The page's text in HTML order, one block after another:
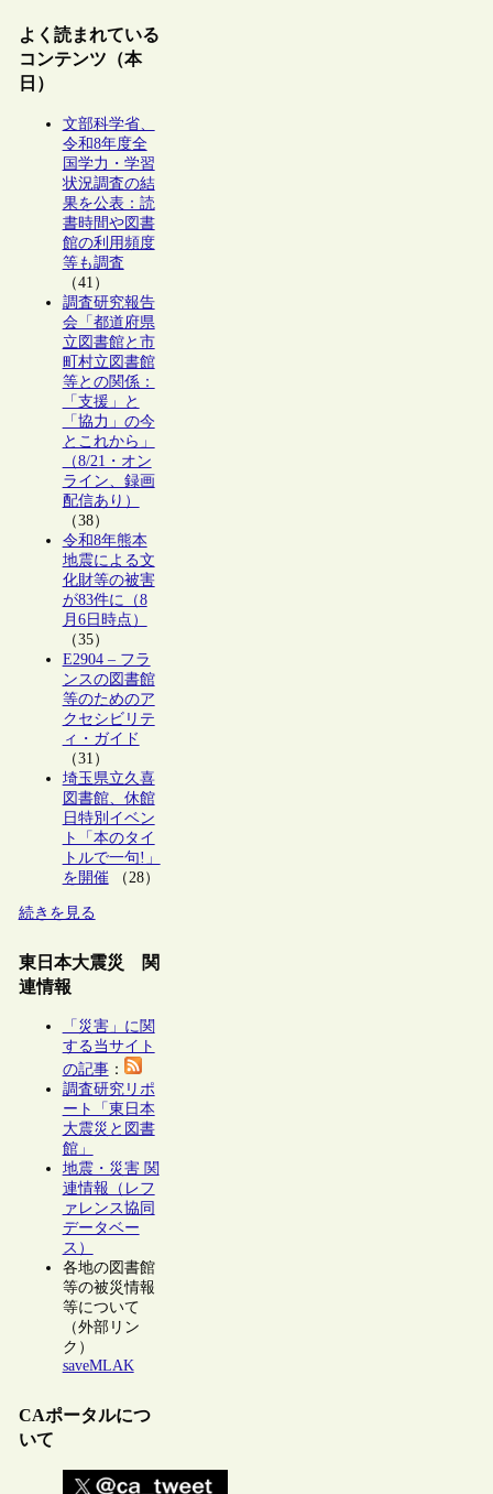
よく読まれている
コンテンツ（本
日）
文部科学省、
令和8年度全
国学力・学習
状況調査の結
果を公表：読
書時間や図書
館の利用頻度
等も調査
（41）
調査研究報告
会「都道府県
立図書館と市
町村立図書館
等との関係：
「支援」と
「協力」の今
とこれから」
（8/21・オン
ライン、録画
配信あり）
（38）
令和8年熊本
地震による文
化財等の被害
が83件に（8
月6日時点）
（35）
E2904 – フラ
ンスの図書館
等のためのア
クセシビリテ
ィ・ガイド
（31）
埼玉県立久喜
図書館、休館
日特別イベン
ト「本のタイ
トルで一句!」
を開催（28）
続きを見る
東日本大震災 関
連情報
「災害」に関
する当サイト
の記事：
調査研究リポ
ート「東日本
大震災と図書
館」
地震・災害 関
連情報（レフ
ァレンス協同
データベー
ス）
各地の図書館
等の被災情報
等について
（外部リン
ク）
saveMLAK
CAポータルにつ
いて